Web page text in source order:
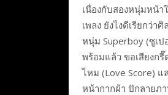
เนื่องกับสองหนุ่มหน้า
เพลง ยังไงดีเรียกว่
หนุ่ม Superboy (ซูเ
พร้อมแล้ว ขอเสียงก
ไหม (Love Score)
หน้ากากผ้า ปักลายภ